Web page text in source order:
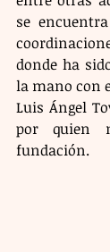
se
donde ha
la mano con
Luis Ángel
por quien
fundación.